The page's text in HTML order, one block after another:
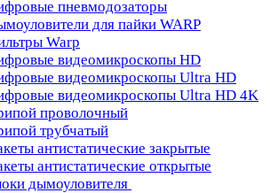
пневмодозаторы
для пайки WARP
Warp
видеомикроскопы HD
видеомикроскопы Ultra HD
видеомикроскопы Ultra HD 4K
проволочный
трубчатый
антистатические закрытые
антистатические открытые
дымоуловителя